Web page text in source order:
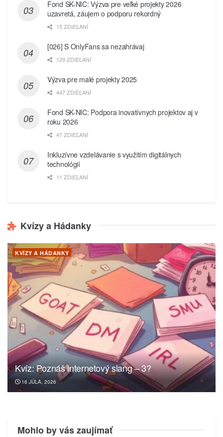
Fond SK-NIC: Výzva pre veľké projekty 2026
uzavretá, záujem o podporu rekordný
15 ZDIEĽANÍ
[026] S OnlyFans sa nezahrávaj
129 ZDIEĽANÍ
Výzva pre malé projekty 2025
447 ZDIEĽANÍ
Fond SK-NIC: Podpora inovatívnych projektov aj v
roku 2026
47 ZDIEĽANÍ
Inkluzívne vzdelávanie s využitím digitálnych
technológií
11 ZDIEĽANÍ
Kvízy a Hádanky
KVÍZY A HÁDANKY
Kvíz: Poznáš internetový slang – 3?
16 JÚLA, 2026
Mohlo by vás zaujímať